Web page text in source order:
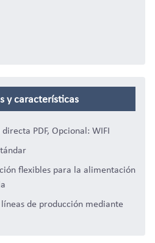
y características
PDF, Opcional: WIFI
flexibles para la alimentación
de producción mediante